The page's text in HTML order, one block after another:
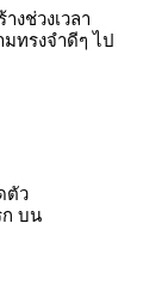
งช่วงเวลา
ทรงจำดีๆ ไป
ตัว
ก บน